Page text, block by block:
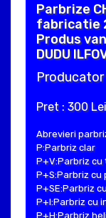
Parbrize
fabricatie
Produs
DUDU
Producator
Pret : 300 Lei
Abrevieri
P:Parbriz clar
P+V:Parbriz
P+S:Parbriz cu
P+SE:Parbriz
P+I:Parbriz cu
P+H:Parbriz